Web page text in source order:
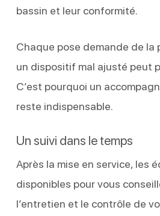
bassin et leur conformité.
Chaque pose demande de la
un dispositif mal ajusté peut
C’est pourquoi un
reste indispensable.
Un suivi dans le temps
Après la mise en service, les
disponibles pour vous
l’entretien et le contrôle de